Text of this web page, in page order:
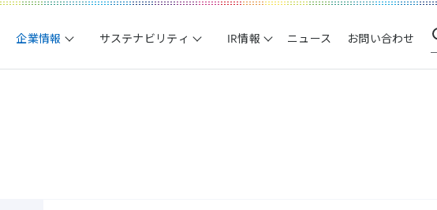
企業情報 サステナビリティ IR情報 ニュース お問い合わせ